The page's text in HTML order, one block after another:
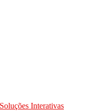
Interativas